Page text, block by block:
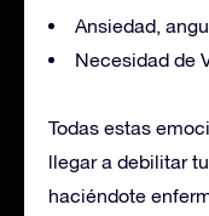
Ansiedad,
Necesidad de
Todas estas
llegar a debilitar
haciéndote